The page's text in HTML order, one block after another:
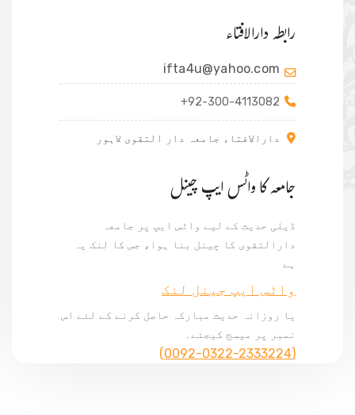
رابطہ دارالافتاء
ifta4u@yahoo.com
+92-300-4113082
دارالافتاء جامعہ دار التقوی لاہور
جامعہ کا واٹس ایپ چینل
ڈیلی حدیث کے لیے واٹس ایپ پر جامعہ
دارالتقوی کا چینل بنا ہوا، جس کا لنک یہ
ہے
واٹس ایپ جینل لنک
یا روزانہ حدیث مبارکہ حاصل کرنے کے لئے اس
نمبر پر میسج کیجئے۔
(0092-0322-2333224)